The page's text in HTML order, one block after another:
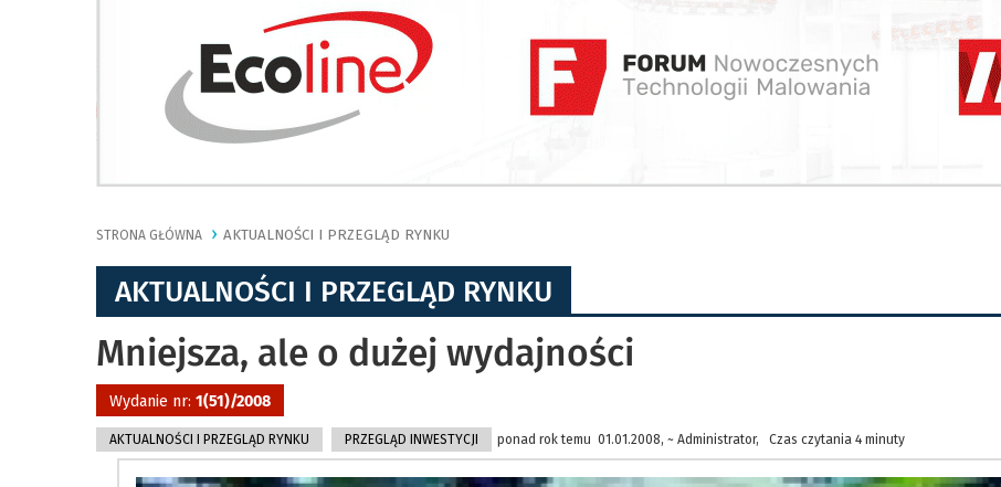
STRONA GŁÓWNA AKTUALNOŚCI I PRZEGLĄD RYNKU
AKTUALNOŚCI I PRZEGLĄD RYNKU
Mniejsza, ale o dużej wydajności
Wydanie nr: 1(51)/2008
AKTUALNOŚCI I PRZEGLĄD RYNKU PRZEGLĄD INWESTYCJI ponad rok temu 01.01.2008, ~ Administrator, Czas czytania 4 minuty